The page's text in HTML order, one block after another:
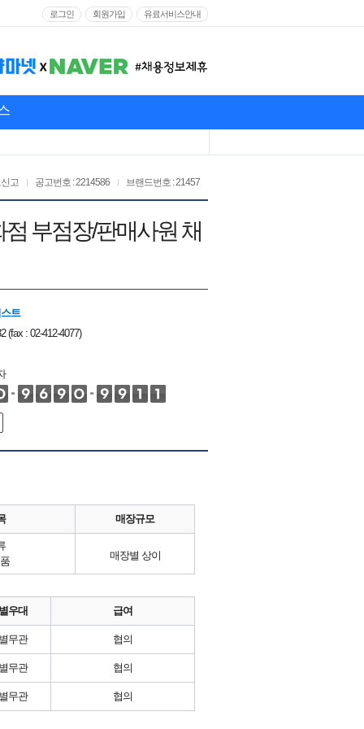
로그인 회원가입 유료서비스안내
브랜드번호 : 21457
공고번호 : 2214586
고
부점장/판매사원 채
트
(fax : 02-412-4077)
매장규모
매장별 상이
우대 급여
무관 협의
무관 협의
무관 협의